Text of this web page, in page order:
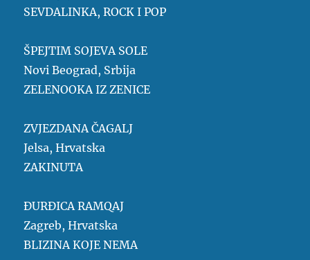
SEVDALINKA, ROCK I POP
ŠPEJTIM SOJEVA SOLE
Novi Beograd, Srbija
ZELENOOKA IZ ZENICE
ZVJEZDANA ČAGALJ
Jelsa, Hrvatska
ZAKINUTA
ĐURĐICA RAMQAJ
Zagreb, Hrvatska
BLIZINA KOJE NEMA